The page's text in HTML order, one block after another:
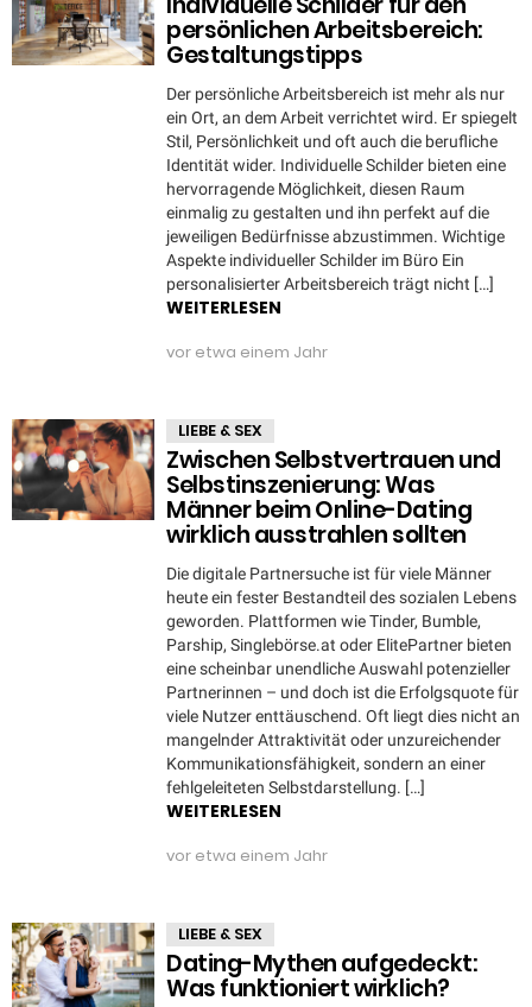
persönlichen Arbeitsbereich:
Gestaltungstipps
Der persönliche Arbeitsbereich ist mehr als nur
ein Ort, an dem Arbeit verrichtet wird. Er spiegelt
Stil, Persönlichkeit und oft auch die berufliche
Identität wider. Individuelle Schilder bieten eine
hervorragende Möglichkeit, diesen Raum
einmalig zu gestalten und ihn perfekt auf die
jeweiligen Bedürfnisse abzustimmen. Wichtige
Aspekte individueller Schilder im Büro Ein
personalisierter Arbeitsbereich trägt nicht […]
WEITERLESEN
vor etwa einem Jahr
LIEBE & SEX
Zwischen Selbstvertrauen und
Selbstinszenierung: Was
Männer beim Online-Dating
wirklich ausstrahlen sollten
Die digitale Partnersuche ist für viele Männer
heute ein fester Bestandteil des sozialen Lebens
geworden. Plattformen wie Tinder, Bumble,
Parship, Singlebörse.at oder ElitePartner bieten
eine scheinbar unendliche Auswahl potenzieller
Partnerinnen – und doch ist die Erfolgsquote für
viele Nutzer enttäuschend. Oft liegt dies nicht an
mangelnder Attraktivität oder unzureichender
Kommunikationsfähigkeit, sondern an einer
fehlgeleiteten Selbstdarstellung. […]
WEITERLESEN
vor etwa einem Jahr
LIEBE & SEX
Dating-Mythen aufgedeckt:
Was funktioniert wirklich?